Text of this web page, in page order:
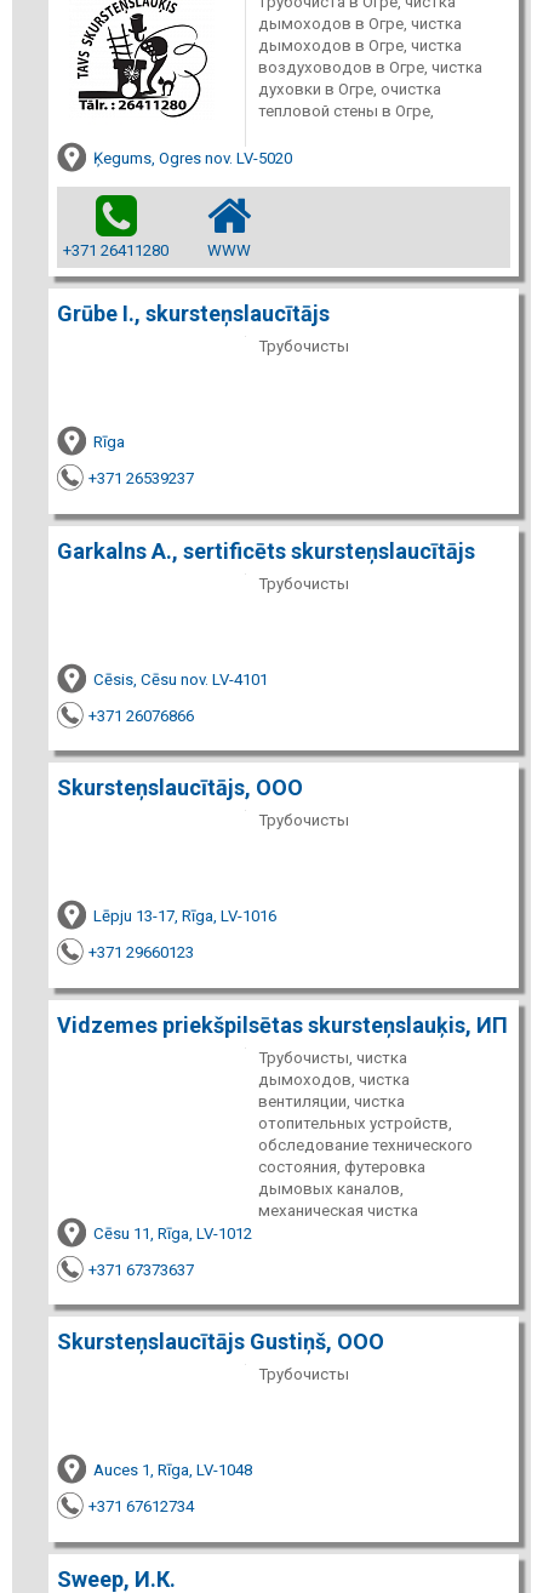
дымоходов в Огре, чистка
дымоходов в Огре, чистка
воздуховодов в Огре, чистка
духовки в Огре, очистка
тепловой стены в Огре,
Ķegums, Ogres nov. LV-5020
+371 26411280 WWW
Grūbe I., skursteņslaucītājs
Трубочисты
Rīga
+371 26539237
Garkalns A., sertificēts skursteņslaucītājs
Трубочисты
Cēsis, Cēsu nov. LV-4101
+371 26076866
Skursteņslaucītājs, ООО
Трубочисты
Lēpju 13-17, Rīga, LV-1016
+371 29660123
Vidzemes priekšpilsētas skursteņslauķis, ИП
Трубочисты, чистка
дымоходов, чистка
вентиляции, чистка
отопительных устройств,
обследование технического
состояния, футеровка
дымовых каналов,
механическая чистка
Cēsu 11, Rīga, LV-1012
+371 67373637
Skursteņslaucītājs Gustiņš, ООО
Трубочисты
Auces 1, Rīga, LV-1048
+371 67612734
Sweep, И.К.